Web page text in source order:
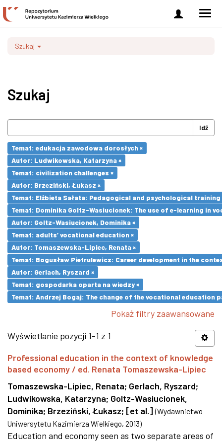
Zaloguj
się
Szukaj
Szukaj
Idź
Temat: edukacja zawodowa dorosłych ×
Autor: Ludwikowska, Katarzyna ×
Temat: civilization challenges ×
Autor: Brzeziński, Łukasz ×
Temat: Elżbieta Sałata: Pedagogical and psychological
Temat: Dominika Goltz-Wasiucionek: The use of e-learning in
Autor: Goltz-Wasiucionek, Dominika ×
Temat: adults’ vocational education ×
Autor: Tomaszewska-Lipiec, Renata ×
Temat: Bogusław Pietrulewicz: Career development in the
Autor: Gerlach, Ryszard ×
Temat: gospodarka oparta na wiedzy ×
Temat: Andrzej Bogaj: The change of the vocational education
Pokaż filtry zaawansowane
Wyświetlanie pozycji 1-1 z 1
Professional education in the context of knowledge
based economy / ed. Renata Tomaszewska-Lipiec
Tomaszewska-Lipiec, Renata; Gerlach, Ryszard;
Ludwikowska, Katarzyna; Goltz-Wasiucionek,
Dominika; Brzeziński, Łukasz; [et al.] (Wydawnictwo
Uniwersytetu Kazimierza Wielkiego, 2013)
Education and economy seen as two separate areas of